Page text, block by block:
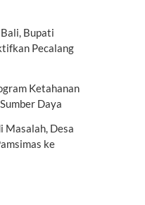
Bupati
Pecalang
Ketahanan
Daya
Masalah, Desa
ke